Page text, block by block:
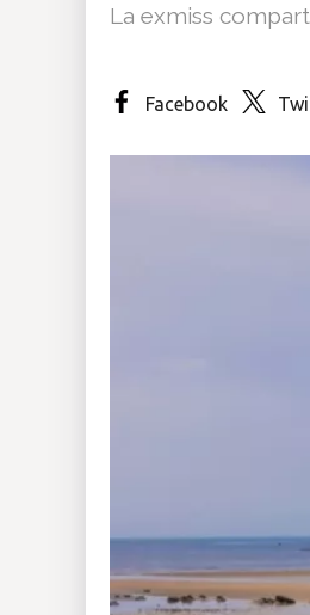
La exmiss
Facebook